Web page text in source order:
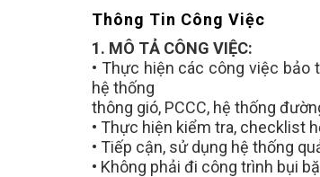
Thông Tin Công Việc
1. MÔ TẢ CÔNG VIỆC:
• Thực hiện các công việc bảo
hệ thống
thông gió, PCCC, hệ thống
• Thực hiện kiểm tra, checklist
• Tiếp cận, sử dụng hệ thống
• Không phải đi công trình bụi